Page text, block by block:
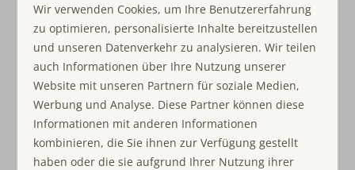
versehen ist, den man aufspannen kann, so dass man
bei geöffnetem Wintergarten die Insekten aus dem
Wohnzimmer fernhalten kann. Der Wintergarten ist auch
mit Jalousien ausgestattet, die per Fernbedienung
bedient werden können.
Der Esstisch ist standardmäßig für 4 Personen geeignet,
kann aber auch größer gemacht werden.
Wir verwenden Cookies, um Ihre Benutzererfahrung
zu optimieren, personalisierte Inhalte bereitzustellen
und unseren Datenverkehr zu analysieren. Wir teilen
auch Informationen über Ihre Nutzung unserer
Website mit unseren Partnern für soziale Medien,
Werbung und Analyse. Diese Partner können diese
Informationen mit anderen Informationen
kombinieren, die Sie ihnen zur Verfügung gestellt
haben oder die sie aufgrund Ihrer Nutzung ihrer